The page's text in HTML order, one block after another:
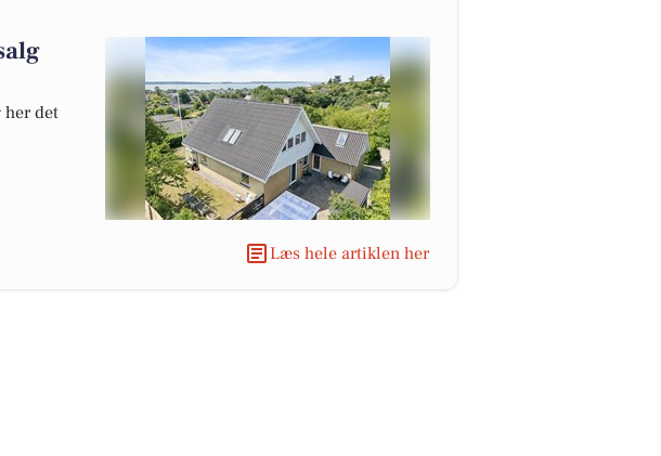
her det
Læs hele artiklen her